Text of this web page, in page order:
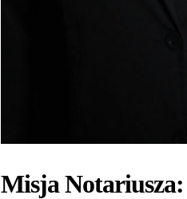
Misja Notariusza: